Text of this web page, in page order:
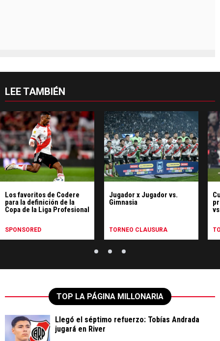
LEE TAMBIÉN
Los favoritos de Codere
para la definición de la
Copa de la Liga Profesional
SPONSORED
Jugador x Jugador vs.
Gimnasia
TORNEO CLAUSURA
TOP LA PÁGINA MILLONARIA
Llegó el séptimo refuerzo: Tobías Andrada
jugará en River